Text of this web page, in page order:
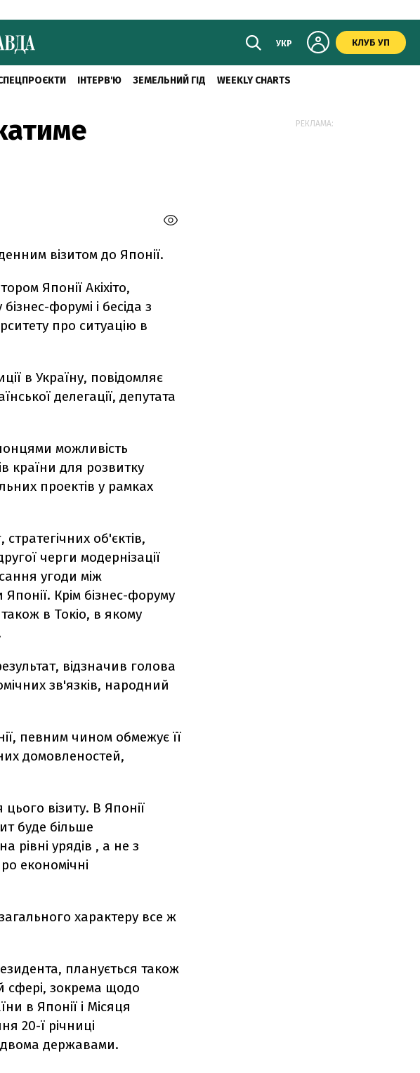
УКР КЛУБ УП
ІНТЕРВ'Ю ЗЕМЕЛЬНИЙ ГІД WEEKLY CHARTS
візитом до Японії.
Японії Акіхіто,
форумі і бесіда з
про ситуацію в
в Україну, повідомляє
делегації, депутата
можливість
країни для розвитку
проектів у рамках
об'єктів,
черги модернізації
угоди між
Крім бізнес-форуму
в Токіо, в якому
відзначив голова
зв'язків, народний
певним чином обмежує її
домовленостей,
візиту. В Японії
буде більше
рівні урядів , а не з
економічні
характеру все ж
планується також
сфері, зокрема щодо
в Японії і Місяця
20-ї річниці
державами.
РЕКЛАМА: